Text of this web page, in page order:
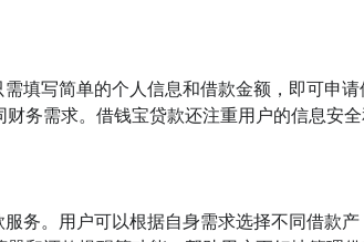
填写简单的个人信息和借款金额，即可申请
务需求。借钱宝贷款还注重用户的信息安全
务。用户可以根据自身需求选择不同借款产